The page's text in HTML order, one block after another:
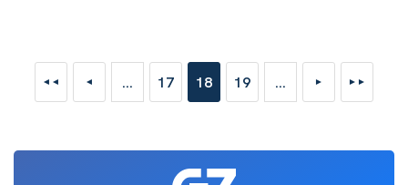
◄◄ ◄ ... 17 18 19 ... ► ►►